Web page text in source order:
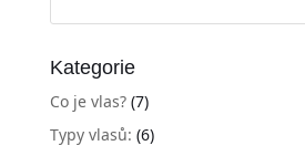
Kategorie
Co je vlas?(7)
Typy vlasů: (6)